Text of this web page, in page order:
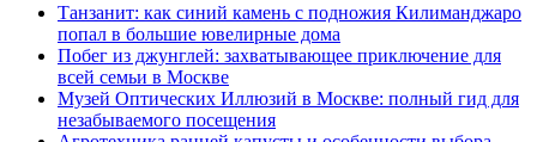
Танзанит: как синий камень с подножия Килиманджаро
попал в большие ювелирные дома
Побег из джунглей: захватывающее приключение для
всей семьи в Москве
Музей Оптических Иллюзий в Москве: полный гид для
незабываемого посещения